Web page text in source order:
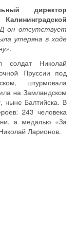
директор
он отсутствует
утеряна в ходе
солдат Николай
Пруссии под
штурмовала
на Замландском
ныне Балтийска. В
243 человека
а медалью «За
Ларионов.